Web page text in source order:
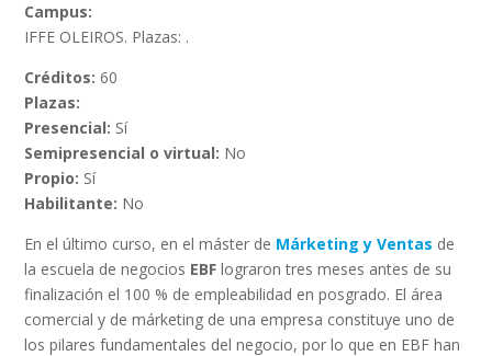
Campus:
IFFE OLEIROS. Plazas: .
Créditos: 60
Plazas:
Presencial: Sí
Semipresencial o virtual: No
Propio: Sí
Habilitante: No
En el último curso, en el máster de Márketing y Ventas de
la escuela de negocios EBF lograron tres meses antes de su
finalización el 100 % de empleabilidad en posgrado. El área
comercial y de márketing de una empresa constituye uno de
los pilares fundamentales del negocio, por lo que en EBF han